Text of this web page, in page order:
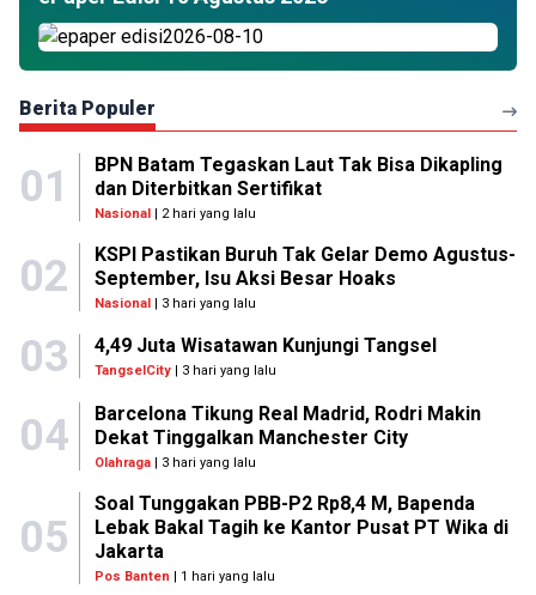
Berita Populer
01
BPN Batam Tegaskan Laut Tak Bisa Dikapling
dan Diterbitkan Sertifikat
Nasional| 2 hari yang lalu
02
KSPI Pastikan Buruh Tak Gelar Demo Agustus-
September, Isu Aksi Besar Hoaks
Nasional| 3 hari yang lalu
03 4,49 Juta Wisatawan Kunjungi Tangsel
TangselCity | 3 hari yang lalu
04
Barcelona Tikung Real Madrid, Rodri Makin
Dekat Tinggalkan Manchester City
Olahraga| 3 hari yang lalu
05
Soal Tunggakan PBB-P2 Rp8,4 M, Bapenda
Lebak Bakal Tagih ke Kantor Pusat PT Wika di
Jakarta
Pos Banten | 1 hari yang lalu